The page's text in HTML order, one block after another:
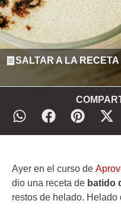
SALTAR A LA RECETA
Ayer en el curso de
dio una receta de batido
restos de helado. Helado